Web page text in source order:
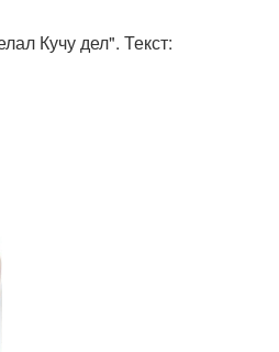
Кучу дел". Текст: